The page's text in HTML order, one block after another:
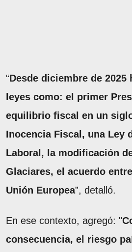
“Desde diciembre de 2025
leyes como: el primer
equilibrio fiscal en un
Inocencia Fiscal, una Ley
Laboral, la modificación
Glaciares, el acuerdo
Unión Europea”, detalló.
En ese contexto, agregó: "
consecuencia, el riesgo